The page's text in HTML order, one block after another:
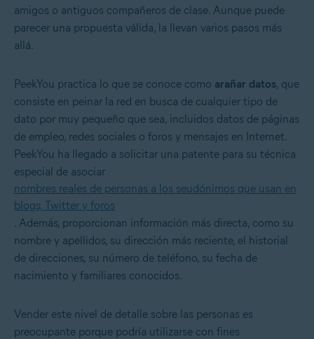
amigos o antiguos compañeros de clase. Aunque puede
parecer una propuesta válida, la llevan varios pasos más
allá.
PeekYou practica lo que se conoce como arañar datos, que
consiste en peinar la red en busca de cualquier tipo de
dato por muy pequeño que sea, incluidos datos de páginas
de empleo, redes sociales o foros y mensajes en Internet.
PeekYou ha llegado a solicitar una patente para su técnica
especial de asociar
nombres reales de personas a los seudónimos que usan en
blogs, Twitter y foros
. Además, proporcionan información más directa, como su
nombre y apellidos, su dirección más reciente, el historial
de direcciones, su número de teléfono, su fecha de
nacimiento y familiares conocidos.
Vender este nivel de detalle sobre las personas es
preocupante porque podría utilizarse con fines